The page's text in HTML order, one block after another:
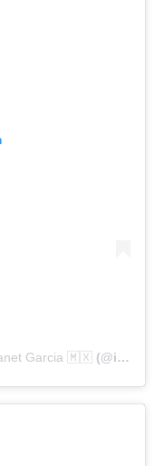
Garcia 🇲🇽 (@iamyanetgarcia) el